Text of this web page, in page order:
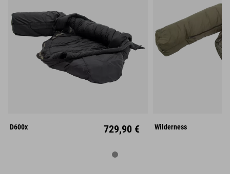
Rechts
D600x 729,90 € Wilderness